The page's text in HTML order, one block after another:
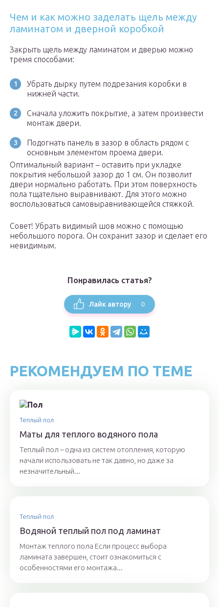
Чем и как можно заделать щель между
ламинатом и дверной коробкой
Закрыть щель между ламинатом и дверью можно
тремя способами:
Убрать дырку путем подрезания коробки в
нижней части.
Сначала уложить покрытие, а затем произвести
монтаж двери.
Подогнать панель в зазор в область рядом с
основным элементом проема двери.
Оптимальный вариант – оставить при укладке
покрытия небольшой зазор до 1 см. Он позволит
двери нормально работать. При этом поверхность
пола тщательно выравнивают. Для этого можно
воспользоваться самовыравнивающейся стяжкой.
Совет! Убрать видимый шов можно с помощью
небольшого порога. Он сохранит зазор и сделает его
невидимым.
Понравилась статья?
Лайк автору 0
РЕКОМЕНДУЕМ ПО ТЕМЕ
Теплый пол
Маты для теплого водяного пола
Теплый пол – одна из систем отопления, которую
начали использовать не так давно, но даже за
незначительный...
Теплый пол
Водяной теплый пол под ламинат
Монтаж теплого пола Если процесс выбора
ламината завершен, стоит ознакомиться с
особенностями его монтажа...